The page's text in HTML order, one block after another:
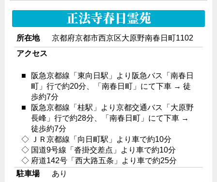
正法寺春日霊苑
所在地
京都府京都市西京区大原野南春日町1102
アクセス
■
阪急京都線「東向日駅」より阪急バス「南春日
町」行で約20分、「南春日町」にて下車 → 徒
歩約7分
■
阪急京都線「桂駅」より京都交通バス「大原野
長峰」行で約28分、「南春日町」にて下車 →
徒歩約7分
◇
ＪＲ京都線「向日町駅」より車で約10分
◇ 国道9号線「沓掛交差点」より車で約10分
◇ 府道142号「西大路五条」より車で約25分
駐車場
あり